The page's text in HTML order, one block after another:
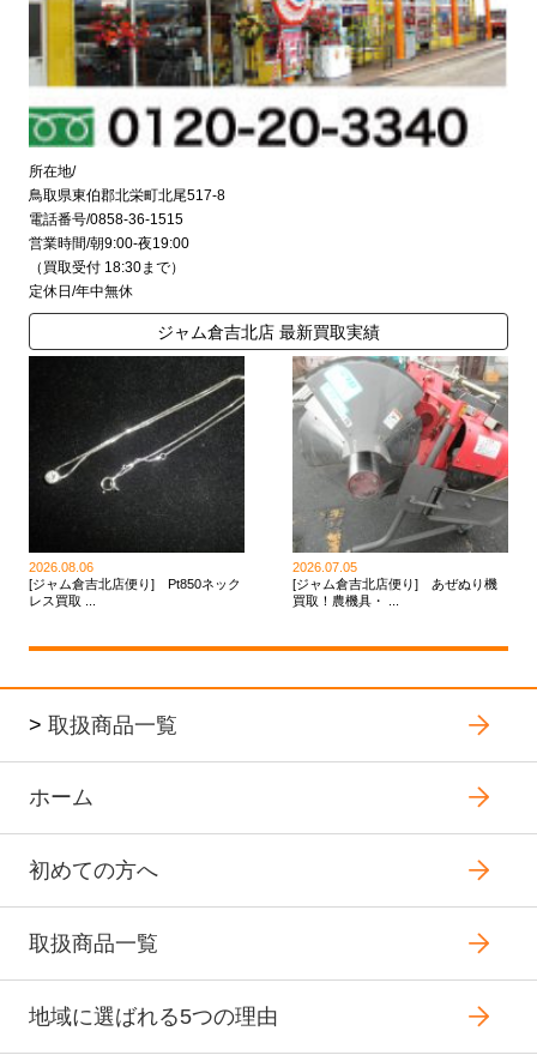
所在地/
鳥取県東伯郡北栄町北尾517-8
電話番号/0858-36-1515
営業時間/朝9:00-夜19:00
（買取受付 18:30まで）
定休日/年中無休
ジャム倉吉北店 最新買取実績
2026.08.06
[ジャム倉吉北店便り] Pt850ネック
レス買取 ...
2026.07.05
[ジャム倉吉北店便り] あぜぬり機
買取！農機具・ ...
> 取扱商品一覧
ホーム
初めての方へ
取扱商品一覧
地域に選ばれる5つの理由